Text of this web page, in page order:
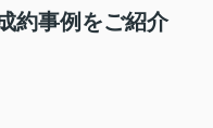
約事例をご紹介